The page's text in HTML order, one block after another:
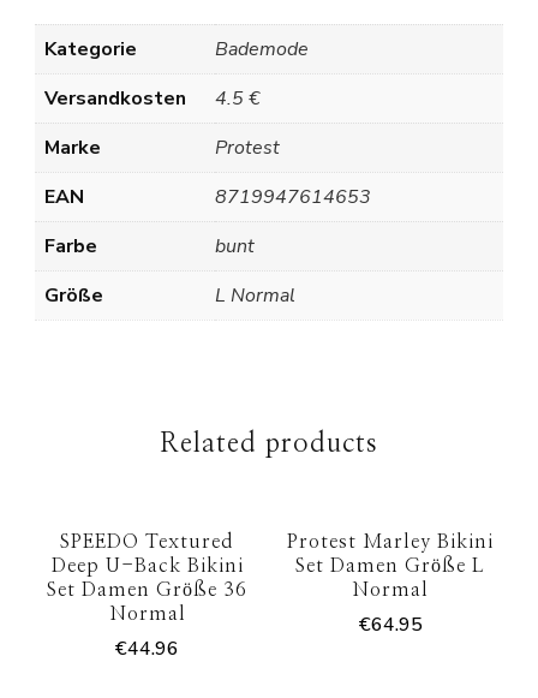
Kategorie
Bademode
Versandkosten
4.5 €
Marke
Protest
EAN
8719947614653
Farbe
bunt
Größe
L Normal
Related products
SPEEDO Textured
Deep U-Back Bikini
Set Damen Größe 36
Normal
€44.96
Protest Marley Bikini
Set Damen Größe L
Normal
€64.95